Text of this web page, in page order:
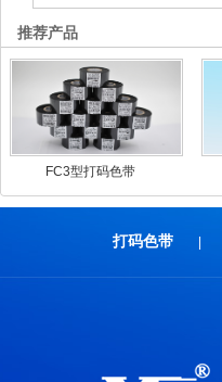
推荐产品
FC3型打码色带
打码色带